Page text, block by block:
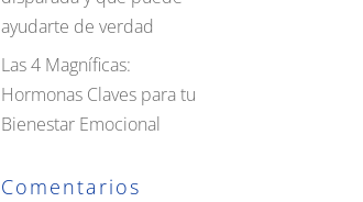
ayudarte de verdad
Las 4 Magníficas:
Hormonas Claves para tu
Bienestar Emocional
Comentarios